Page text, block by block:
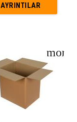
AYRINTILAR